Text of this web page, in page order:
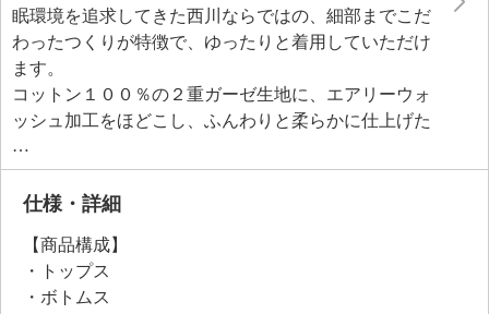
眠環境を追求してきた西川ならではの、細部までこだ
わったつくりが特徴で、ゆったりと着用していただけ
ます。
コットン１００％の２重ガーゼ生地に、エアリーウォ
ッシュ加工をほどこし、ふんわりと柔らかに仕上げた
生地を使用。コットンガーゼの特性上、何回も洗うこ
とで柔らかさや味わいが増していくのもポイントで
す。睡眠時の動きを妨げにくく、また穏やかな雰囲気
な工夫をこらした一品です。
仕様・詳細
【商品構成】
・トップス
・ボトムス